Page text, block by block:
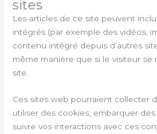
sites
Les articles de ce site peuvent
intégrés (par exemple des vidéos,
contenu intégré depuis d’autres
même manière que si le visiteur se
site.
Ces sites web pourraient collecter
utiliser des cookies, embarquer des
suivre vos interactions avec ces